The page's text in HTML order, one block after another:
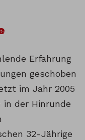
Erfahrung
geschoben
im Jahr 2005
der Hinrunde
32-Jährige